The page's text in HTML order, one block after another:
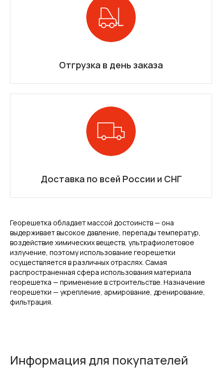
Отгрузка в день заказа
Доставка по всей России и СНГ
Георешетка обладает массой достоинств — она
выдерживает высокое давление, перепады температур,
воздействие химических веществ, ультрафиолетовое
излучение, поэтому использование георешетки
осуществляется в различных отраслях. Самая
распространенная сфера использования материала
георешетка — применение в строительстве. Назначение
георешетки — укрепление, армирование, дренирование,
фильтрация.
Информация для покупателей